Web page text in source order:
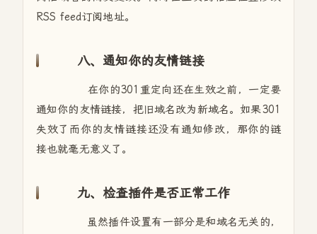
RSS feed订阅地址。
八、通知你的友情链接
在你的301重定向还在生效之前，一定要
通知你的友情链接，把旧域名改为新域名。如果301
失效了而你的友情链接还没有通知修改，那你的链
接也就毫无意义了。
九、检查插件是否正常工作
虽然插件设置有一部分是和域名无关的，